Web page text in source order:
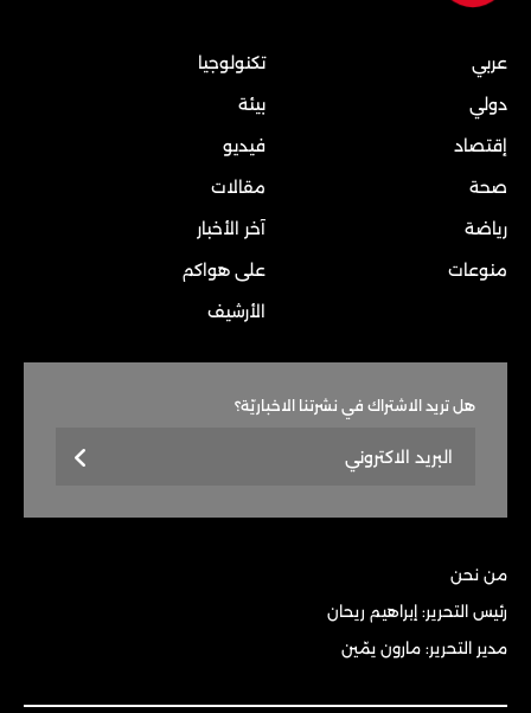
عربي
دولي
إقتصاد
صحة
رياضة
منوعات
تكنولوجيا
بيئة
فيديو
مقالات
آخر الأخبار
على هواكم
الأرشيف
هل تريد الاشتراك في نشرتنا الاخباريّة؟
من نحن
رئيس التحرير: إبراهيم ريحان
مدير التحرير: مارون يمّين